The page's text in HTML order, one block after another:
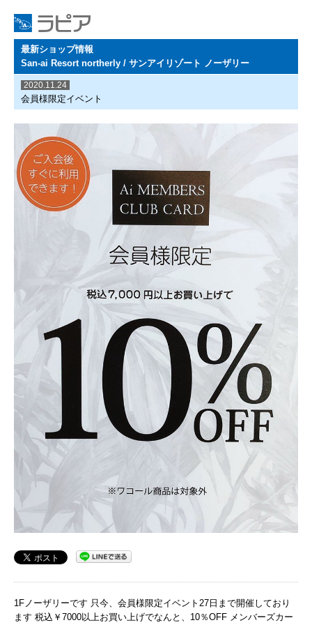
最新ショップ情報
San-ai Resort northerly / サンアイリゾート ノーザリー
2020.11.24
会員様限定イベント
1Fノーザリーです 只今、会員様限定イベント27日まで開催しており
ます 税込￥7000以上お買い上げでなんと、10％OFF メンバーズカー